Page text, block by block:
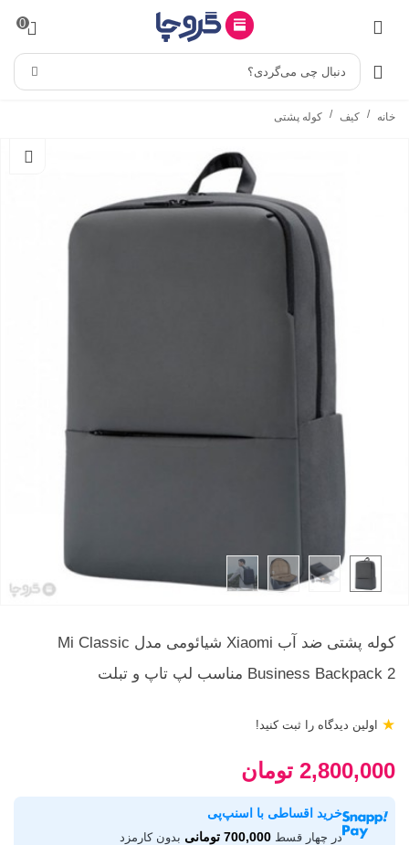
0
دنبال چی می‌گردی؟
خانه / کیف / کوله پشتی
کوله پشتی ضد آب Xiaomi شیائومی مدل Mi Classic
Business Backpack 2 مناسب لپ تاپ و تبلت
اولین دیدگاه را ثبت کنید! ★
2,800,000 تومان
خرید اقساطی با اسنپ‌پی
در چهار قسط 700,000 تومانی بدون کارمزد